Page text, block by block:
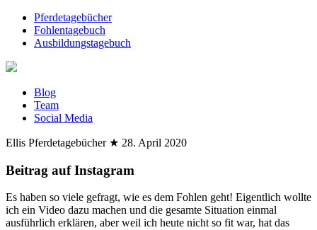
Pferdetagebücher
Fohlentagebuch
Ausbildungstagebuch
Blog
Team
Social Media
Ellis Pferdetagebücher ★ 28. April 2020
Beitrag auf Instagram
Es haben so viele gefragt, wie es dem Fohlen geht! Eigentlich wollte
ich ein Video dazu machen und die gesamte Situation einmal
ausführlich erklären, aber weil ich heute nicht so fit war, hat das